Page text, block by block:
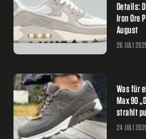
Details:
Iron Ore
August
26 JULI
Was für
Max 90
strahlt
24 JULI